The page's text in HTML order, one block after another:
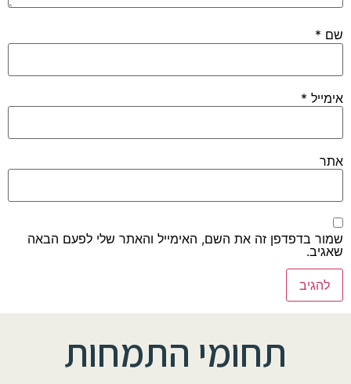
שם *
אימייל *
אתר
שמור בדפדפן זה את השם, האימייל והאתר שלי לפעם הבאה
שאגיב.
תחומי התמחות